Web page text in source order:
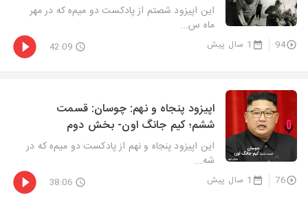
این اپیزود شصتم از پادکست دو میم‌ه که در مهر
ماه س...
94 1 سال پیش 42:09
اپیزود پنجاه و نهم: چوسان: قسمت
ششم؛ کیم جانگ اون- بخش دوم
این اپیزود پنجاه و نهم از پادکست دو میم‌ه که در
شه...
76 1 سال پیش 38:06